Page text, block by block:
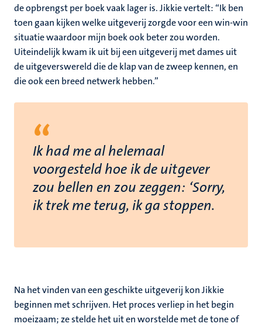
de opbrengst per boek vaak lager is. Jikkie vertelt: “Ik ben
toen gaan kijken welke uitgeverij zorgde voor een win-win
situatie waardoor mijn boek ook beter zou worden.
Uiteindelijk kwam ik uit bij een uitgeverij met dames uit
de uitgeverswereld die de klap van de zweep kennen, en
die ook een breed netwerk hebben.”
“
Ik had me al helemaal
voorgesteld hoe ik de uitgever
zou bellen en zou zeggen: ‘Sorry,
ik trek me terug, ik ga stoppen.
Na het vinden van een geschikte uitgeverij kon Jikkie
beginnen met schrijven. Het proces verliep in het begin
moeizaam; ze stelde het uit en worstelde met de tone of